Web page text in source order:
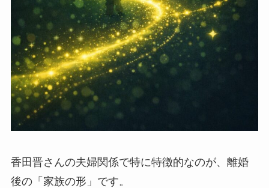
香田晋さんの夫婦関係で特に特徴的なのが、離婚
後の「家族の形」です。